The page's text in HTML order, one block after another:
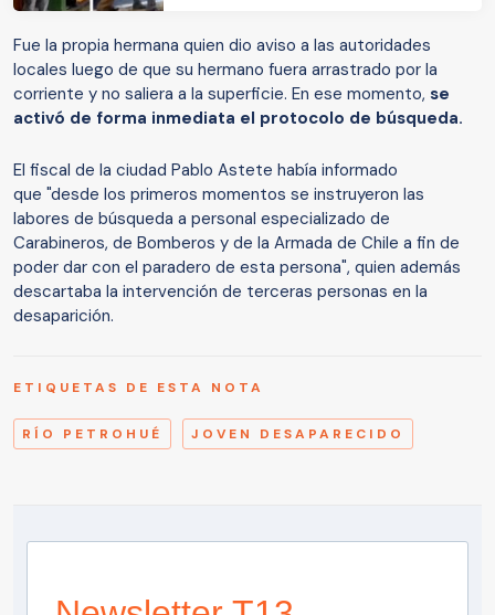
Fue la propia hermana quien dio aviso a las autoridades
locales luego de que su hermano fuera arrastrado por la
corriente y no saliera a la superficie. En ese momento, se
activó de forma inmediata el protocolo de búsqueda.
El fiscal de la ciudad Pablo Astete había informado
que "desde los primeros momentos se instruyeron las
labores de búsqueda a personal especializado de
Carabineros, de Bomberos y de la Armada de Chile a fin de
poder dar con el paradero de esta persona", quien además
descartaba la intervención de terceras personas en la
desaparición.
ETIQUETAS DE ESTA NOTA
RÍO PETROHUÉ JOVEN DESAPARECIDO